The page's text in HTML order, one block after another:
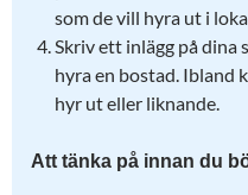
som de vill hyra ut i
Skriv ett inlägg på dina
hyra en bostad. Ibland
hyr ut eller liknande.
Att tänka på innan du